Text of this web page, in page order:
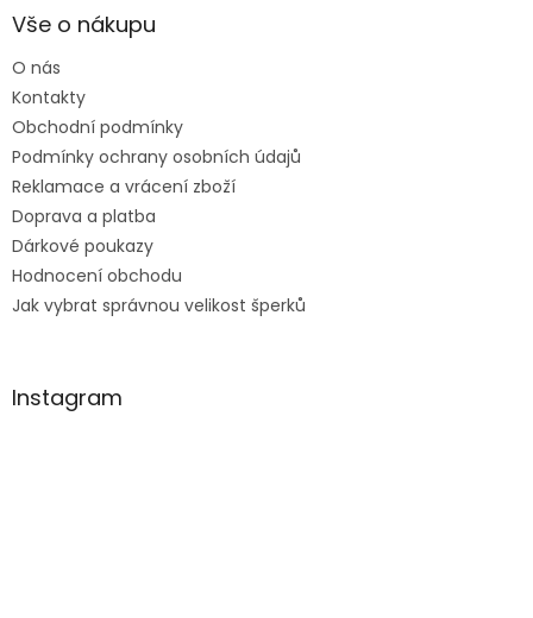
aVše o nákupu
O nás
Kontakty
Obchodní podmínky
Podmínky ochrany osobních údajů
Reklamace a vrácení zboží
Doprava a platba
Dárkové poukazy
Hodnocení obchodu
Jak vybrat správnou velikost šperků
Instagram